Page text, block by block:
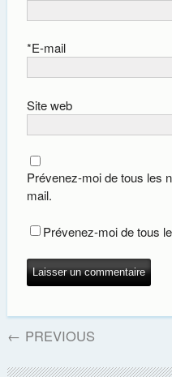
E-mail
*
Site web
Prévenez-moi de tous les
mail.
Prévenez-moi de tous
← PREVIOUS